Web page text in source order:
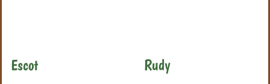
Escot
Rudy